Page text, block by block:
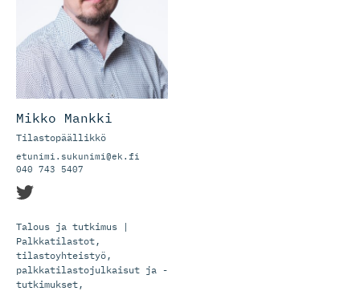
Mikko Mankki
Tilastopäällikkö
etunimi.sukunimi@ek.fi
040 743 5407
Talous ja tutkimus |
Palkkatilastot,
tilastoyhteistyö,
palkkatilastojulkaisut ja -
tutkimukset,